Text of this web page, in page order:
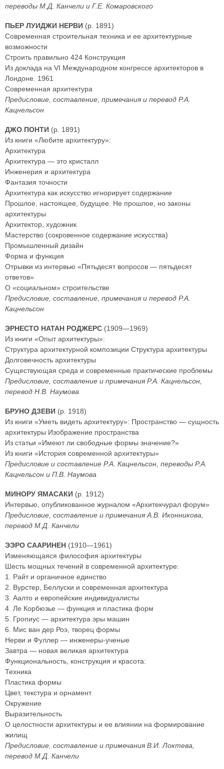
переводы М.Д. Канчели и Г.Е. Комаровского
ПЬЕР ЛУИДЖИ НЕРВИ (р. 1891)
Современная строительная техника и ее архитектурные
возможности
Строить правильно 424 Конструкция
Из доклада на VI Международном конгрессе архитекторов в
Лондоне. 1961
Современная архитектура
Предисловие, составление, примечания и перевод Р.А.
Кацнельсон
ДЖО ПОНТИ (р. 1891)
Из книги «Любите архитектуру»:
Архитектура
Архитектура — это кристалл
Инженерия и архитектура
Фантазия точности
Архитектура как искусство игнорирует содержание
Прошлое, настоящее, будущее. Не прошлое, но законы
архитектуры
Архитектор, художник
Мастерство (сокровенное содержание искусства)
Промышленный дизайн
Форма и функция
Отрывки из интервью «Пятьдесят вопросов — пятьдесят
ответов»
О «социальном» строительстве
Предисловие, составление, примечания и перевод Р.А.
Кацнельсон
ЭРНЕСТО НАТАН РОДЖЕРС (1909—1969)
Из книги «Опыт архитектуры»:
Структура архитектурной композиции Структура архитектуры
Долговечность архитектуры
Существующая среда и современные практические проблемы
Предисловие, составление и примечания Р.А. Кацнельсон,
перевод Н.В. Наумова
БРУНО ДЗЕВИ (р. 1918)
Из книги «Уметь видеть архитектуру»: Пространство — сущность
архитектуры Изображение пространства
Из статьи «Имеют ли свободные формы значение?»
Из книги «История современной архитектуры»
Предисловие и составление Р.А. Кацнельсон, переводы Р.А.
Кацнельсон и П.В. Наумова
МИНОРУ ЯМАСАКИ (р. 1912)
Интервью, опубликованное журналом «Архитекчурал форум»
Предисловие, составление и примечания А.В. Иконникова,
перевод М.Д. Канчели
ЭЭРО СААРИНЕН (1910—1961)
Изменяющаяся философия архитектуры
Шесть мощных течений в современной архитектуре:
1. Райт и органичное единство
2. Вурстер, Беллуски и современная архитектура
3. Аалто и европейские индивидуалисты
4. Ле Корбюзье — функция и пластика форм
5. Гропиус — архитектура эры машин
6. Мис ван дер Роэ, творец формы
Нерви и Фуллер — инженеры-ученые
Завтра — новая великая архитектура
Функциональность, конструкция и красота:
Техника
Пластика формы
Цвет, текстура и орнамент
Окружение
Выразительность
О целостности архитектуры и ее влиянии на формирование
жилищ
Предисловие, составление и примечания В.И. Локтева,
перевод М.Д. Канчели